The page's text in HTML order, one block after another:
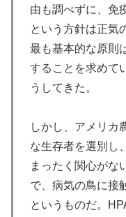
由も調べずに、免
という方針は正気
最も基本的な原則
することを求めて
うしてきた。
しかし、アメリカ
な生存者を選別し
まったく関心がな
で、病気の鳥に接
というものだ。